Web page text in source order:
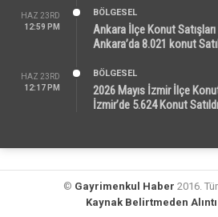
HAZ 23RD
12:59 PM
BÖLGESEL
Ankara İlçe Konut Satışları
Ankara’da 8.021 konut
HAZ 23RD
12:17 PM
BÖLGESEL
2026 Mayıs İzmir İlçe
İzmir’de 5.624 Konut Satıldı
© Gayrimenkul Haber 2016.
Kaynak Belirtmeden